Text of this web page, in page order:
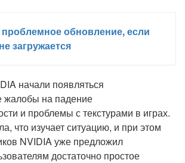
проблемное обновление, если
загружается
начали появляться
жалобы на падение
и проблемы с текстурами в играх.
что изучает ситуацию, и при этом
NVIDIA уже предложил
достаточно простое